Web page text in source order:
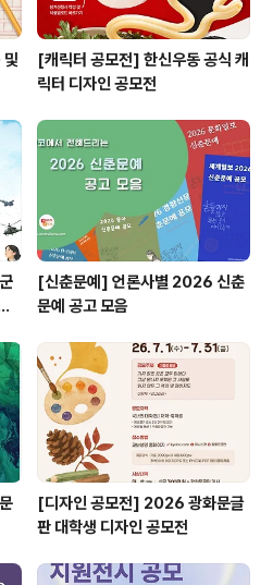
[캐릭터 공모전] 한신우동 공식 캐
릭터 디자인 공모전
[신춘문예] 언론사별 2026 신춘
문예 공고 모음
[디자인 공모전] 2026 광화문글
판 대학생 디자인 공모전